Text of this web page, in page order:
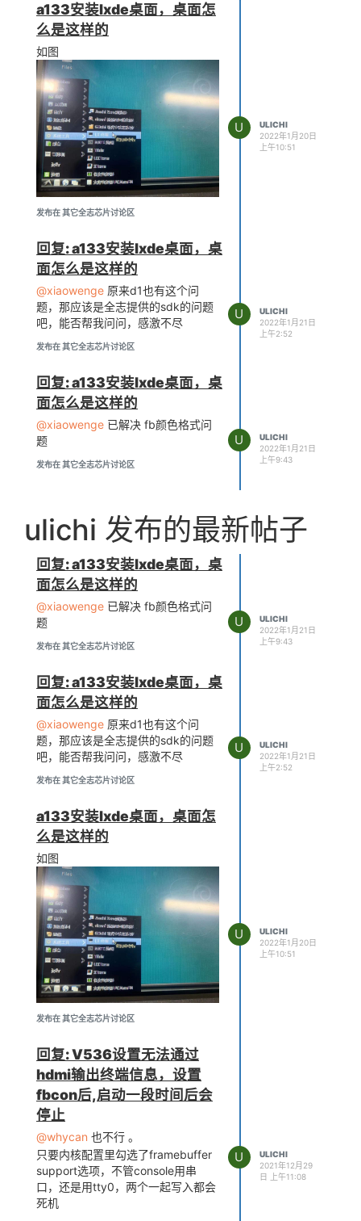
a133安装lxde桌面，桌面怎
么是这样的
如图
发布在 其它全志芯片讨论区
U
ULICHI
2022年1月20日
上午10:51
回复: a133安装lxde桌面，桌
面怎么是这样的
@xiaowenge 原来d1也有这个问
题，那应该是全志提供的sdk的问题
吧，能否帮我问问，感激不尽
发布在 其它全志芯片讨论区
U
ULICHI
2022年1月21日
上午2:52
回复: a133安装lxde桌面，桌
面怎么是这样的
@xiaowenge 已解决 fb颜色格式问
题
发布在 其它全志芯片讨论区
U
ULICHI
2022年1月21日
上午9:43
ulichi 发布的最新帖子
回复: a133安装lxde桌面，桌
面怎么是这样的
@xiaowenge 已解决 fb颜色格式问
题
发布在 其它全志芯片讨论区
U
ULICHI
2022年1月21日
上午9:43
回复: a133安装lxde桌面，桌
面怎么是这样的
@xiaowenge 原来d1也有这个问
题，那应该是全志提供的sdk的问题
吧，能否帮我问问，感激不尽
发布在 其它全志芯片讨论区
U
ULICHI
2022年1月21日
上午2:52
a133安装lxde桌面，桌面怎
么是这样的
如图
发布在 其它全志芯片讨论区
U
ULICHI
2022年1月20日
上午10:51
回复: V536设置无法通过
hdmi输出终端信息，设置
fbcon后,启动一段时间后会
停止
@whycan 也不行 。
只要内核配置里勾选了framebuffer
support选项，不管console用串
口，还是用tty0，两个一起写入都会
死机
U
ULICHI
2021年12月29
日 上午11:08